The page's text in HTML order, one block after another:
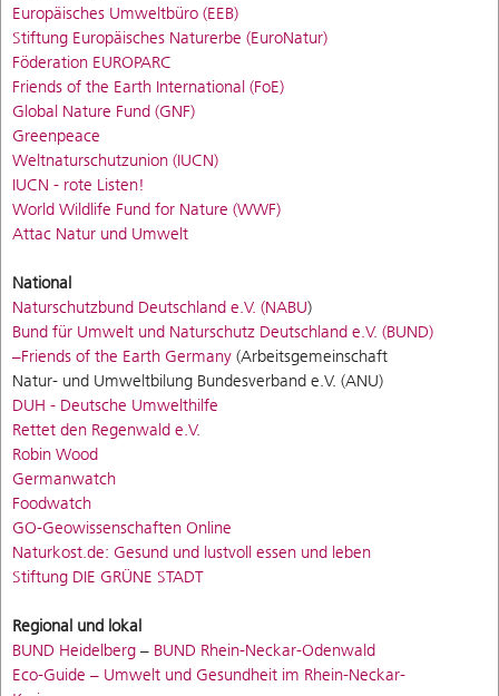
Europäisches Umweltbüro (EEB)
Stiftung Europäisches Naturerbe (EuroNatur)
Föderation EUROPARC
Friends of the Earth International (FoE)
Global Nature Fund (GNF)
Greenpeace
Weltnaturschutzunion (IUCN)
IUCN - rote Listen!
World Wildlife Fund for Nature (WWF)
Attac Natur und Umwelt
National
Naturschutzbund Deutschland e.V. (NABU)
Bund für Umwelt und Naturschutz Deutschland e.V. (BUND)
–Friends of the Earth Germany (Arbeitsgemeinschaft
Natur- und Umweltbilung Bundesverband e.V. (ANU)
DUH - Deutsche Umwelthilfe
Rettet den Regenwald e.V.
Robin Wood
Germanwatch
Foodwatch
GO-Geowissenschaften Online
Naturkost.de: Gesund und lustvoll essen und leben
Stiftung DIE GRÜNE STADT
Regional und lokal
BUND Heidelberg – BUND Rhein-Neckar-Odenwald
Eco-Guide – Umwelt und Gesundheit im Rhein-Neckar-